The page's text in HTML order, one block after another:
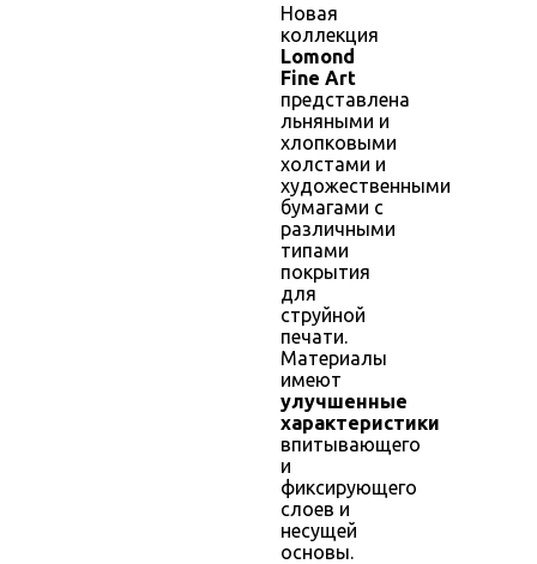
Новая
коллекция
Lomond
Fine Art
представлена
льняными и
хлопковыми
холстами и
художественными
бумагами с
различными
типами
покрытия
для
струйной
печати.
Материалы
имеют
улучшенные
характеристики
впитывающего
и
фиксирующего
слоев и
несущей
основы.